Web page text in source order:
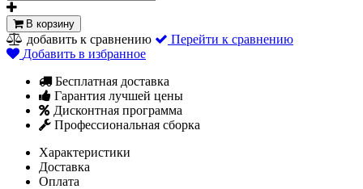
В корзину
добавить к сравнению
Перейти к сравнению
Добавить в избранное
Бесплатная доставка
Гарантия лучшей цены
Дисконтная программа
Профессиональная сборка
Характеристики
Доставка
Оплата